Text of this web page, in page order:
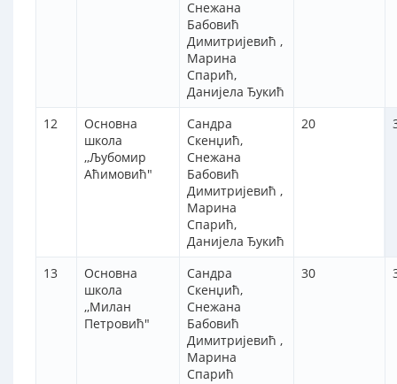
Снежана
Бабовић
Димитријевић ,
Марина
Спарић,
Данијела Ђукић
12
Основна
школа
,,Љубомир
Аћимовић"
Сандра
Скенџић,
Снежана
Бабовић
Димитријевић ,
Марина
Спарић,
Данијела Ђукић
20
13
Основна
школа
,,Милан
Петровић"
Сандра
Скенџић,
Снежана
Бабовић
Димитријевић ,
Марина
Спарић
30